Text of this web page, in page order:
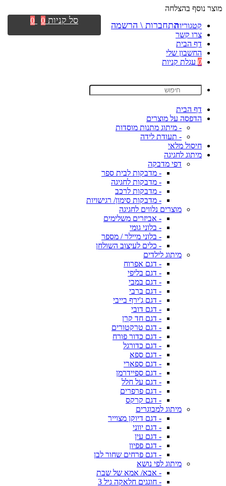
מוצר נוסף בהצלחה
קטגוריות
צרו קשר
דף הבית
החשבון שלי
0 עגלת קניות
דף הבית
הדפסה על מוצרים
- מיתוג מתנות מוסדות
- תעודת לידה
חיסול מלאי
מיתוג לחגיגה
דפי מדבקה
- מדבקות לבית ספר
- מדבקות לחגיגה
- מדבקות לרכב
- מדבקות סימון/ רגישויות
מוצרים נלווים לחגיגה
- אביזרים משלימים
- בלוני גומי
- בלוני מיילר / מספר
- כלים לעיצוב השולחן
מיתוג לילדים
- דגם אפרוח
- דגם בליפי
- דגם במבי
- דגם ברבי
- דגם ג'ירף בייבי
- דגם דובי
- דגם חד קרן
- דגם טרקטורים
- דגם כדור פורח
- דגם כדורגל
- דגם ספא
- דגם ספארי
- דגם ספיידרמן
- דגם על חלל
- דגם פרפרים
- דגם קרקס
מיתוג למבוגרים
- דגם דיוקן מצוייר
- דגם יווני
- דגם עין
- דגם פפיון
- דגם פרחים שחור לבן
מיתוג לפי נושא
- אבא/ אמא של שבת
- חוגגים חלאקה גיל 3
התחברות \ הרשמה סל קניות 0
0